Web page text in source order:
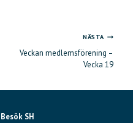
NÄSTA
Veckan medlemsförening –
Vecka 19
Besök SH